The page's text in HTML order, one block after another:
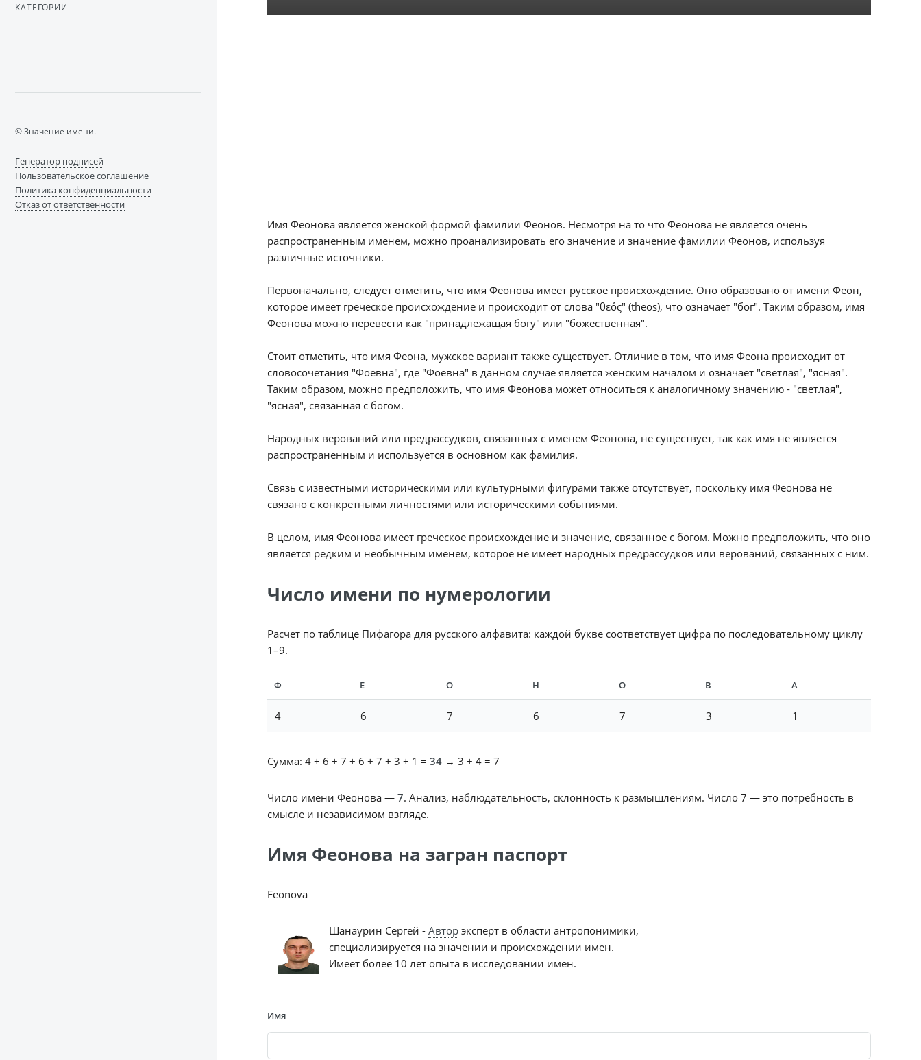
Имя Феонова является женской формой фамилии Феонов. Несмотря на то что Феонова не является очень
распространенным именем, можно проанализировать его значение и значение фамилии Феонов, используя
различные источники.
Первоначально, следует отметить, что имя Феонова имеет русское происхождение. Оно образовано от имени Феон,
которое имеет греческое происхождение и происходит от слова "θεός" (theos), что означает "бог". Таким образом, имя
Феонова можно перевести как "принадлежащая богу" или "божественная".
Стоит отметить, что имя Феона, мужское вариант также существует. Отличие в том, что имя Феона происходит от
словосочетания "Фоевна", где "Фоевна" в данном случае является женским началом и означает "светлая", "ясная".
Таким образом, можно предположить, что имя Феонова может относиться к аналогичному значению - "светлая",
"ясная", связанная с богом.
Народных верований или предрассудков, связанных с именем Феонова, не существует, так как имя не является
распространенным и используется в основном как фамилия.
Связь с известными историческими или культурными фигурами также отсутствует, поскольку имя Феонова не
связано с конкретными личностями или историческими событиями.
В целом, имя Феонова имеет греческое происхождение и значение, связанное с богом. Можно предположить, что оно
является редким и необычным именем, которое не имеет народных предрассудков или верований, связанных с ним.
Число имени по нумерологии
Расчёт по таблице Пифагора для русского алфавита: каждой букве соответствует цифра по последовательному циклу
1–9.
Ф Е О Н О В А
4 6 7 6 7 3 1
Сумма: 4 + 6 + 7 + 6 + 7 + 3 + 1 = 34→ 3 + 4 = 7
Число имени Феонова — 7. Анализ, наблюдательность, склонность к размышлениям. Число 7 — это потребность в
смысле и независимом взгляде.
Имя Феонова на загран паспорт
Feonova
Шанаурин Сергей - Авторэксперт в области антропонимики,
специализируется на значении и происхождении имен.
Имеет более 10 лет опыта в исследовании имен.
Имя
КАТЕГОРИИ
© Значение имени.
Генератор подписей
Пользовательское соглашение
Политика конфиденциальности
Отказ от ответственности